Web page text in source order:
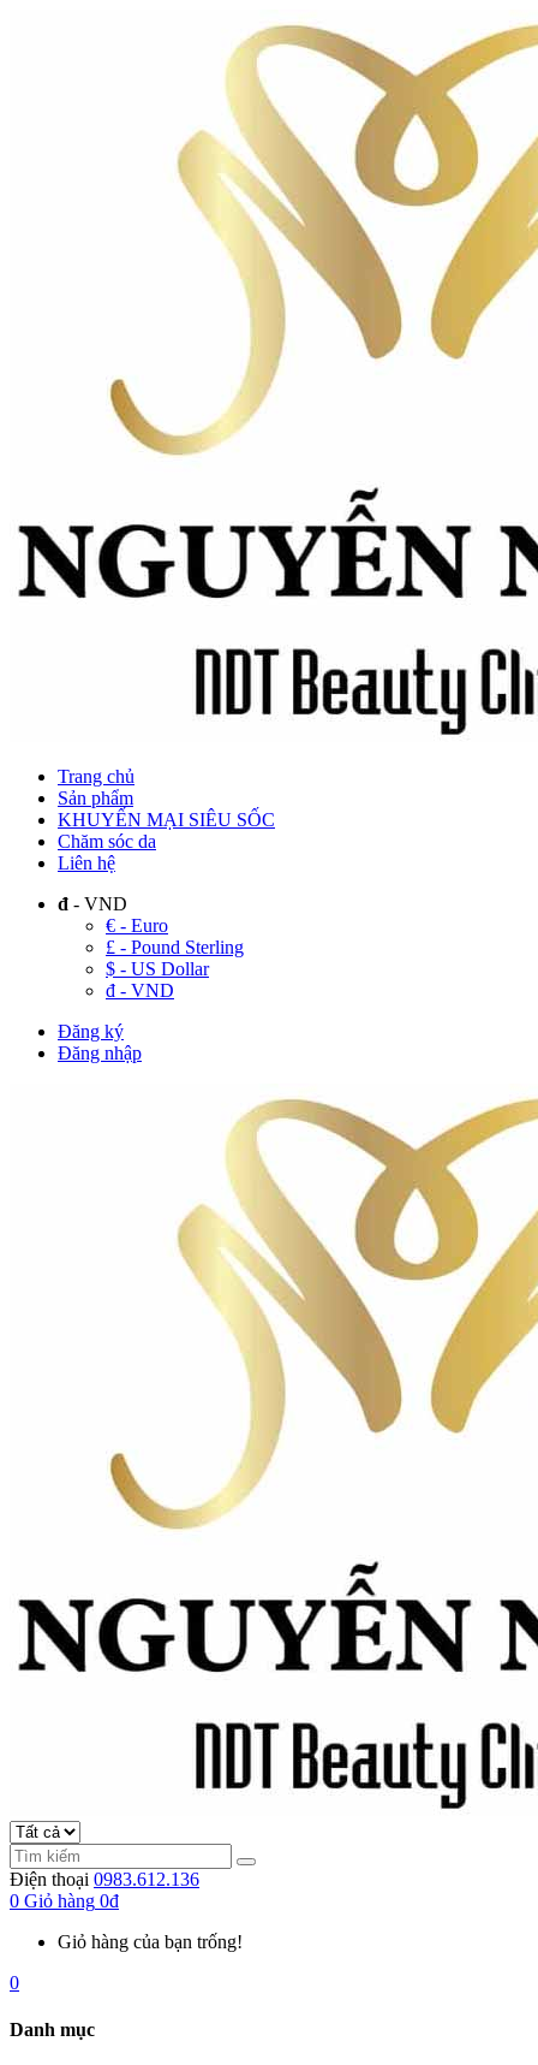
Trang chủ
Sản phẩm
KHUYẾN MẠI SIÊU SỐC
Chăm sóc da
Liên hệ
đ - VND
€ - Euro
£ - Pound Sterling
$ - US Dollar
đ - VND
Đăng ký
Đăng nhập
Điện thoại 0983.612.136
0 Giỏ hàng 0đ
Giỏ hàng của bạn trống!
0
Danh mục